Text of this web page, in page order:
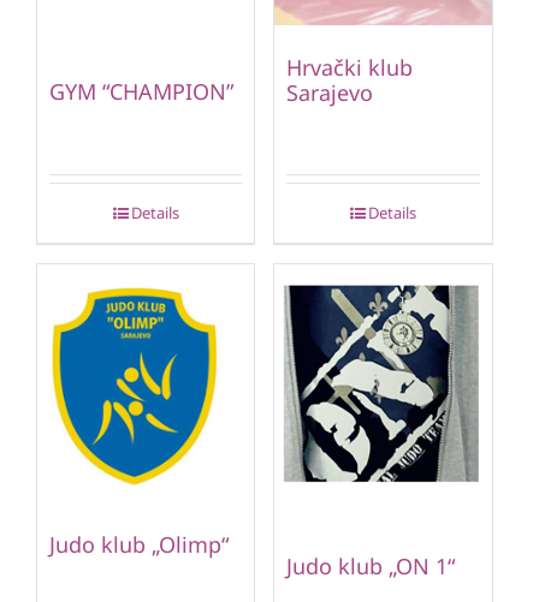
GYM “CHAMPION”
Details
Hrvački klub
Sarajevo
Details
Judo klub „Olimp“
Judo klub „ON 1“